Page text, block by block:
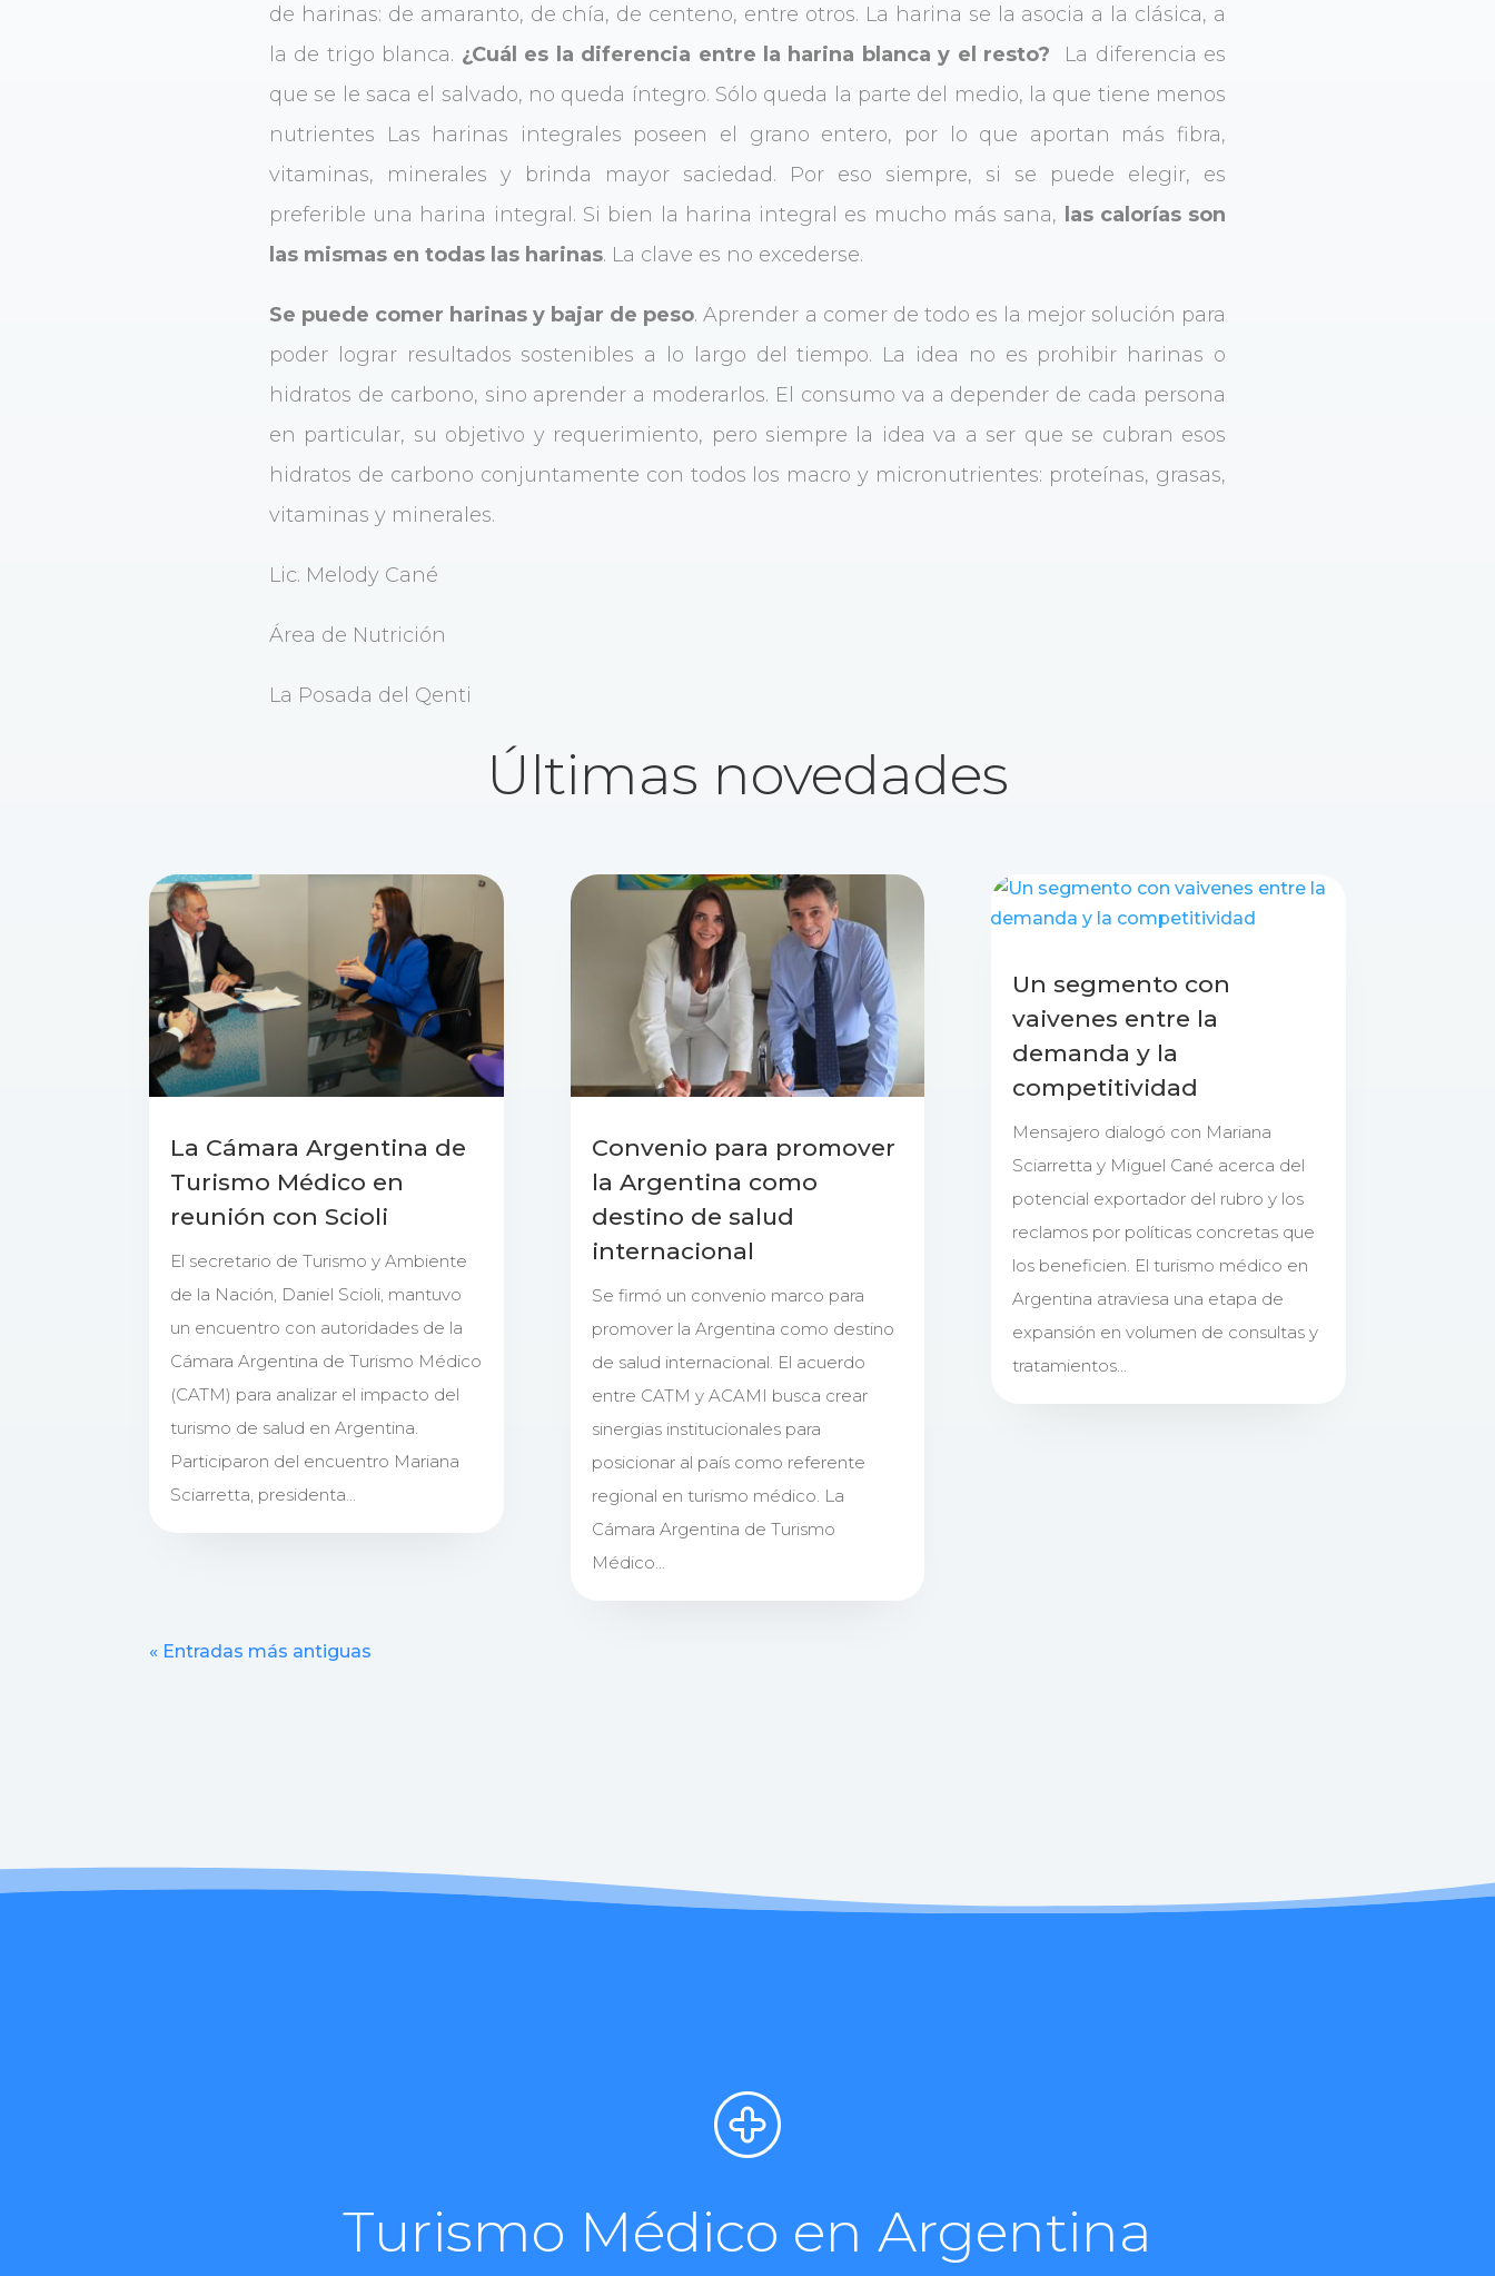
de harinas: de amaranto, de chía, de centeno, entre otros. La harina se la asocia a la clásica, a
la de trigo blanca. ¿Cuál es la diferencia entre la harina blanca y el resto?
La diferencia es
que se le saca el salvado, no queda íntegro. Sólo queda la parte del medio, la que tiene menos
nutrientes Las harinas integrales poseen el grano entero, por lo que aportan más fibra,
vitaminas, minerales y brinda mayor saciedad. Por eso siempre, si se puede elegir, es
preferible una harina integral. Si bien la harina integral es mucho más sana,
las calorías son
las mismas en todas las harinas. La clave es no excederse.
Se puede comer harinas y bajar de peso. Aprender a comer de todo es la mejor solución para
poder lograr resultados sostenibles a lo largo del tiempo. La idea no es prohibir harinas o
hidratos de carbono, sino aprender a moderarlos. El consumo va a depender de cada persona
en particular, su objetivo y requerimiento, pero siempre la idea va a ser que se cubran esos
hidratos de carbono conjuntamente con todos los macro y micronutrientes: proteínas, grasas,
vitaminas y minerales.
Lic. Melody Cané
Área de Nutrición
La Posada del Qenti
Últimas novedades
La Cámara Argentina de
Turismo Médico en
reunión con Scioli
El secretario de Turismo y Ambiente
de la Nación, Daniel Scioli, mantuvo
un encuentro con autoridades de la
Cámara Argentina de Turismo Médico
(CATM) para analizar el impacto del
turismo de salud en Argentina.
Participaron del encuentro Mariana
Sciarretta, presidenta...
Convenio para promover
la Argentina como
destino de salud
internacional
Se firmó un convenio marco para
promover la Argentina como destino
de salud internacional. El acuerdo
entre CATM y ACAMI busca crear
sinergias institucionales para
posicionar al país como referente
regional en turismo médico. La
Cámara Argentina de Turismo
Médico...
Un segmento con
vaivenes entre la
demanda y la
competitividad
Mensajero dialogó con Mariana
Sciarretta y Miguel Cané acerca del
potencial exportador del rubro y los
reclamos por políticas concretas que
los beneficien. El turismo médico en
Argentina atraviesa una etapa de
expansión en volumen de consultas y
tratamientos...
« Entradas más antiguas
Turismo Médico en Argentina